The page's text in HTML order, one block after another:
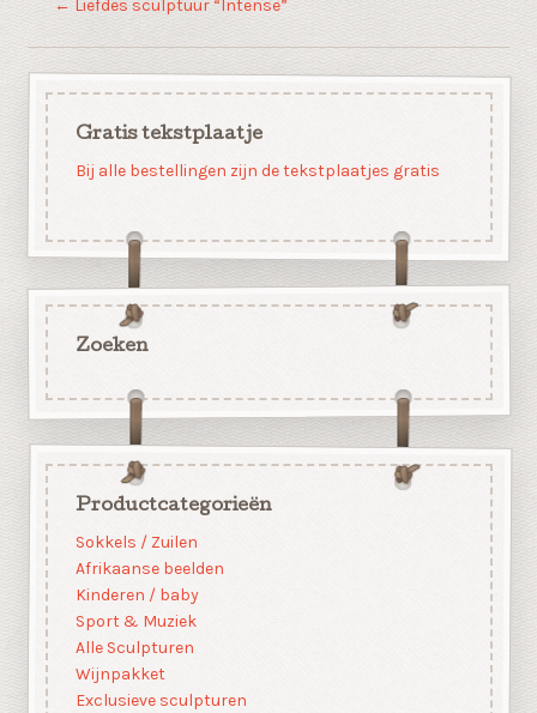
← Liefdes sculptuur “Intense”
Gratis tekstplaatje
Bij alle bestellingen zijn de tekstplaatjes gratis
Zoeken
Productcategorieën
Sokkels / Zuilen
Afrikaanse beelden
Kinderen / baby
Sport & Muziek
Alle Sculpturen
Wijnpakket
Exclusieve sculpturen